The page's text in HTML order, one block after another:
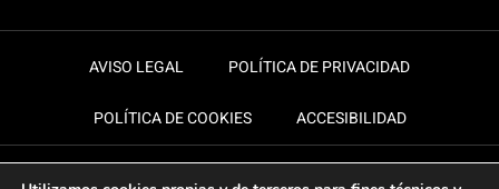
AVISO LEGAL POLÍTICA DE PRIVACIDAD
POLÍTICA DE COOKIES ACCESIBILIDAD